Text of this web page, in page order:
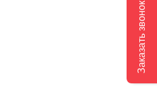
Заказать звонок